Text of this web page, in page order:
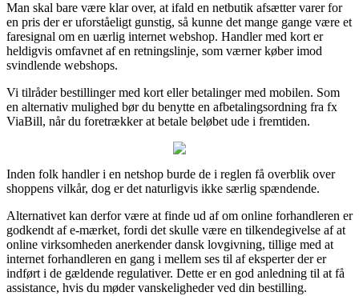
Man skal bare være klar over, at ifald en netbutik afsætter varer for
en pris der er uforståeligt gunstig, så kunne det mange gange være et
faresignal om en uærlig internet webshop. Handler med kort er
heldigvis omfavnet af en retningslinje, som værner køber imod
svindlende webshops.
Vi tilråder bestillinger med kort eller betalinger med mobilen. Som
en alternativ mulighed bør du benytte en afbetalingsordning fra fx
ViaBill, når du foretrækker at betale beløbet ude i fremtiden.
Inden folk handler i en netshop burde de i reglen få overblik over
shoppens vilkår, dog er det naturligvis ikke særlig spændende.
Alternativet kan derfor være at finde ud af om online forhandleren er
godkendt af e-mærket, fordi det skulle være en tilkendegivelse af at
online virksomheden anerkender dansk lovgivning, tillige med at
internet forhandleren en gang i mellem ses til af eksperter der er
indført i de gældende regulativer. Dette er en god anledning til at få
assistance, hvis du møder vanskeligheder ved din bestilling.